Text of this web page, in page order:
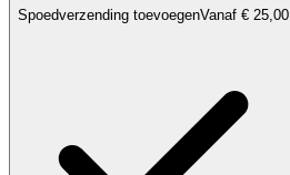
Spoedverzending toevoegenVanaf € 25,00